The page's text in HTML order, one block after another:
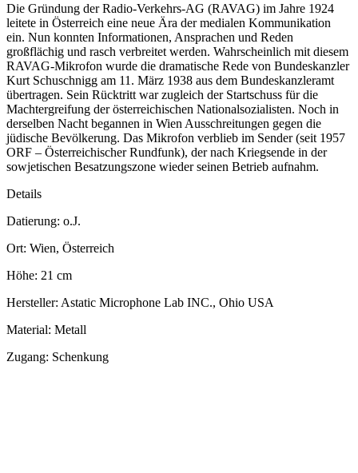
Die Gründung der Radio-Verkehrs-AG (RAVAG) im Jahre 1924
leitete in Österreich eine neue Ära der medialen Kommunikation
ein. Nun konnten Informationen, Ansprachen und Reden
großflächig und rasch verbreitet werden. Wahrscheinlich mit diesem
RAVAG-Mikrofon wurde die dramatische Rede von Bundeskanzler
Kurt Schuschnigg am 11. März 1938 aus dem Bundeskanzleramt
übertragen. Sein Rücktritt war zugleich der Startschuss für die
Machtergreifung der österreichischen Nationalsozialisten. Noch in
derselben Nacht begannen in Wien Ausschreitungen gegen die
jüdische Bevölkerung. Das Mikrofon verblieb im Sender (seit 1957
ORF – Österreichischer Rundfunk), der nach Kriegsende in der
sowjetischen Besatzungszone wieder seinen Betrieb aufnahm.
Details
Datierung: o.J.
Ort: Wien, Österreich
Höhe: 21 cm
Hersteller: Astatic Microphone Lab INC., Ohio USA
Material: Metall
Zugang: Schenkung